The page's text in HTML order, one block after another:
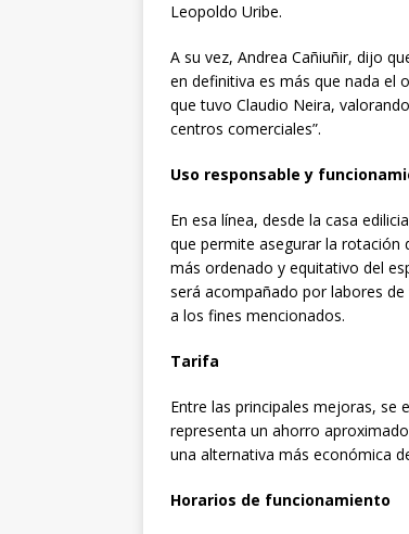
Leopoldo Uribe.
A su vez, Andrea Cañiuñir, dijo
en definitiva es más que nada el
que tuvo Claudio Neira,
centros comerciales”.
Uso responsable y
En esa línea, desde la casa
que permite asegurar la rotación
más ordenado y equitativo del
será acompañado por labores
a los fines mencionados.
Tarifa
Entre las principales mejoras, se
representa un ahorro
una alternativa más económica
Horarios de funcionamiento